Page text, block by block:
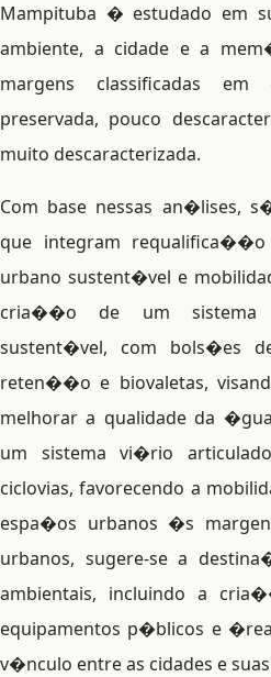
Mampituba � estudado em
ambiente, a cidade e a
margens classificadas
preservada, pouco
muito descaracterizada.
Com base nessas an�lises,
que integram requalifica��o
urbano sustent�vel e
cria��o de um sistema
sustent�vel, com bols�es
reten��o e biovaletas,
melhorar a qualidade da
um sistema vi�rio
ciclovias, favorecendo a
espa�os urbanos �s
urbanos, sugere-se a
ambientais, incluindo a
equipamentos p�blicos e
v�nculo entre as cidades e